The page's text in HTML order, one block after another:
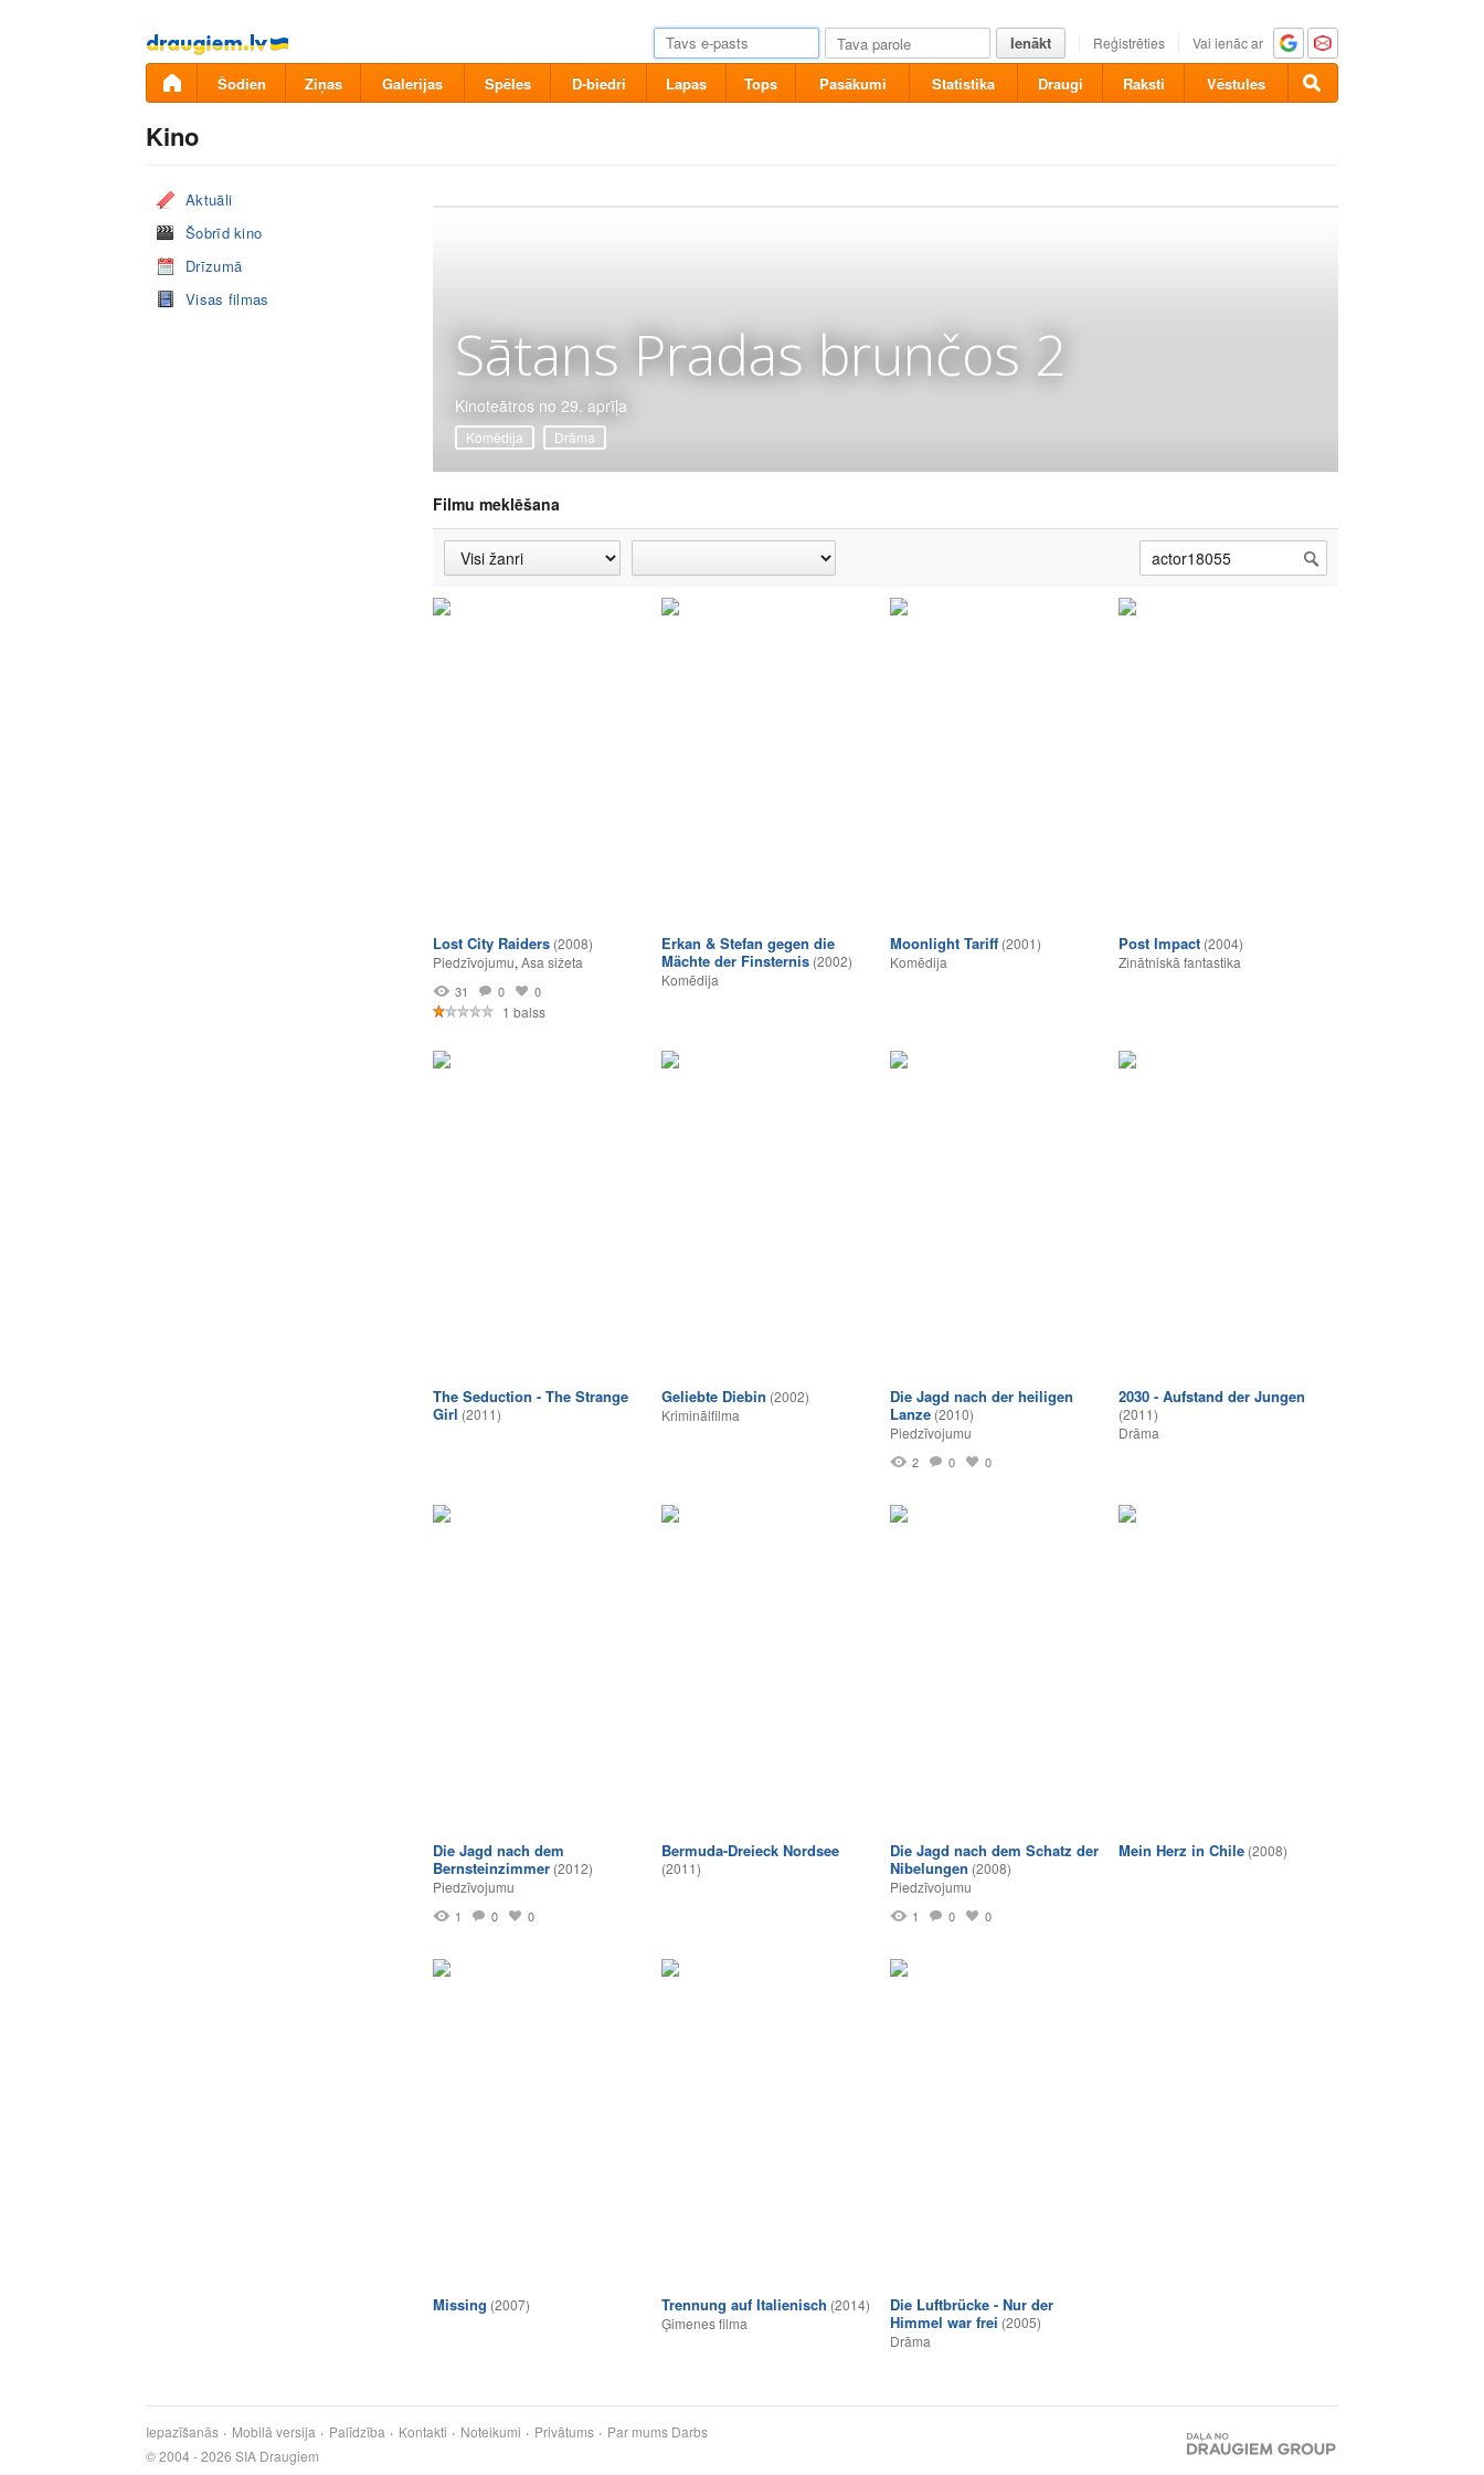
Pāriet
uz
saturu
Ienākt Reģistrēties Vai ienāc ar
Šodien Ziņas Galerijas Spēles D-biedri Lapas Tops Pasākumi Statistika Draugi Raksti Vēstules
Kino
Aktuāli
Šobrīd kino
Drīzumā
Visas filmas
Sātans Pradas brunčos 2
Kinoteātros no 29. aprīļa
Komēdija Drāma
Filmu meklēšana
Lost City Raiders (2008)
Piedzīvojumu, Asa sižeta
31 0 0
1 balss
Erkan & Stefan gegen die
Mächte der Finsternis (2002)
Komēdija
Moonlight Tariff (2001)
Komēdija
Post Impact (2004)
Zinātniskā fantastika
The Seduction - The Strange
Girl (2011)
Geliebte Diebin (2002)
Kriminālfilma
Die Jagd nach der heiligen
Lanze (2010)
Piedzīvojumu
2 0 0
2030 - Aufstand der Jungen
(2011)
Drāma
Die Jagd nach dem
Bernsteinzimmer (2012)
Piedzīvojumu
1 0 0
Bermuda-Dreieck Nordsee
(2011)
Die Jagd nach dem Schatz der
Nibelungen (2008)
Piedzīvojumu
1 0 0
Mein Herz in Chile (2008)
Missing (2007) Trennung auf Italienisch (2014)
Ģimenes filma
Die Luftbrücke - Nur der
Himmel war frei (2005)
Drāma
Iepazīšanās Mobilā versija Palīdzība Kontakti Noteikumi Privātums Par mums Darbs
© 2004 - 2026 SIA Draugiem